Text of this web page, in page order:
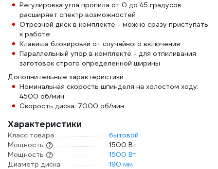
Регулировка угла пропила от 0 до 45 градусов
расширяет спектр возможностей
Отрезной диск в комплекте - можно сразу приступать
к работе
Клавиша блокировки от случайного включения
Параллельный упор в комплекте - для отпиливания
заготовок строго определённой ширины
Дополнительные характеристики
Номинальная скорость шпинделя на холостом ходу:
4500 об/мин
Скорость диска: 7000 об/мин
Характеристики
Класс товара
бытовой
Мощность
1500 Вт
Мощность
1500 Вт
Диаметр диска
190 мм